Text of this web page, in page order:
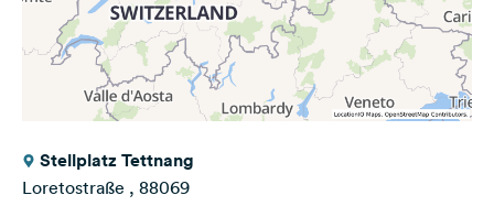
Stellplatz Tettnang
Loretostraße , 88069